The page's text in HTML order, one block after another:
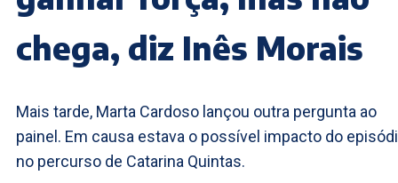
chega, diz Inês Morais
Mais tarde, Marta Cardoso lançou outra pergunta ao
painel. Em causa estava o possível impacto do
no percurso de Catarina Quintas.